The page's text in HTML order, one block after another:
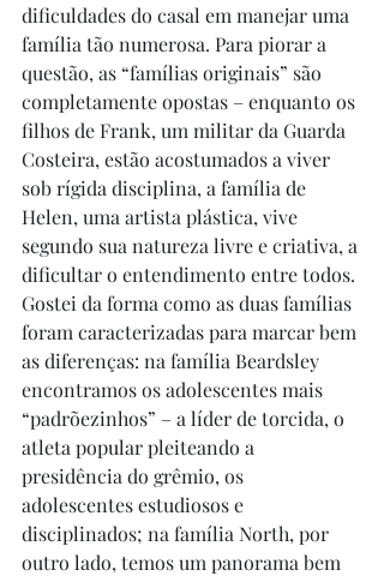
dificuldades do casal em manejar uma
família tão numerosa. Para piorar a
questão, as “famílias originais” são
completamente opostas – enquanto os
filhos de Frank, um militar da Guarda
Costeira, estão acostumados a viver
sob rígida disciplina, a família de
Helen, uma artista plástica, vive
segundo sua natureza livre e criativa, a
dificultar o entendimento entre todos.
Gostei da forma como as duas famílias
foram caracterizadas para marcar bem
as diferenças: na família Beardsley
encontramos os adolescentes mais
“padrõezinhos” – a líder de torcida, o
atleta popular pleiteando a
presidência do grêmio, os
adolescentes estudiosos e
disciplinados; na família North, por
outro lado, temos um panorama bem